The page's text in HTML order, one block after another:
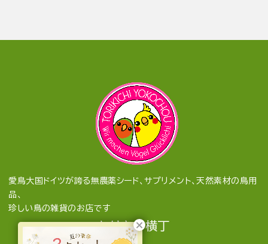
愛鳥大国ドイツが誇る無農薬シード、サプリメント、天然素材の鳥用
品、
珍しい鳥の雑貨のお店です
とりきち横丁